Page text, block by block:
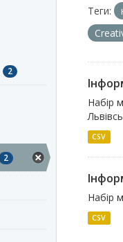
2
2
Теги:
Набір
CSV
Набір
CSV